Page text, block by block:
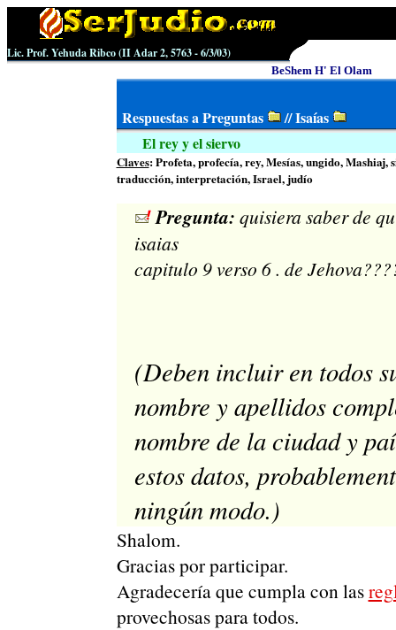
Lic. Prof. Yehuda Ribco(II Adar 2, 5763 -6/3/03)
BeShem H' El Olam
Respuestas a Preguntas
// Isaías
El rey y el siervo
Claves: Profeta, profecía, rey, Mesías, ungido,
traducción, interpretación, Israel, judío
Pregunta: quisiera saber de
isaias
capitulo 9 verso 6 . de
(Deben incluir en todos
nombre y apellidos
nombre de la ciudad y
estos datos,
ningún modo.)
Shalom.
Gracias por participar.
Agradecería que cumpla con las
provechosas para todos.